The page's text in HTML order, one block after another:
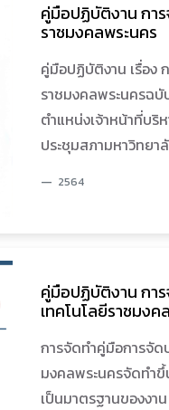
เป็นไปในทิศทางที่ดี
นำมาซึ่งความสำเร็จใ
คุณภาพของมหาวิทย
คู่มือปฏิบัติงาน การ
ราชมงคลพระนคร
คู่มือปฏิบัติงาน เรื่อง
ราชมงคลพระนครฉ
ตำแหน่งเจ้าหน้าที่บริ
ประชุมสภามหาวิทยา
แก้ไขปัญหาต่าง ๆ ที่
2564
คู่มือปฏิบัติงาน กา
เทคโนโลยีราชมงค
การจัดทำคู่มือการจัด
มงคลพระนครจัดทำ
เป็นมาตรฐานของง